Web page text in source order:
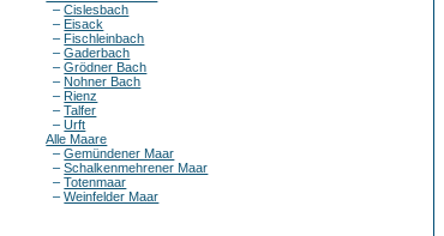
–Cislesbach
– Eisack
– Fischleinbach
–Gaderbach
–Grödner Bach
– Nohner Bach
– Rienz
–Talfer
–Urft
Alle Maare
–Gemündener Maar
–Schalkenmehrener Maar
–Totenmaar
–Weinfelder Maar